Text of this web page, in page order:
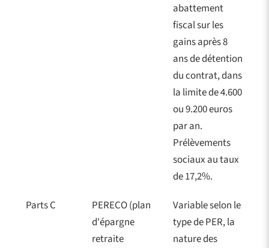
abattement
fiscal sur les
gains après 8
ans de détention
du contrat, dans
la limite de 4.600
ou 9.200 euros
par an.
Prélèvements
sociaux au taux
de 17,2%.
Parts C
PERECO (plan
d'épargne
retraite
Variable selon le
type de PER, la
nature des